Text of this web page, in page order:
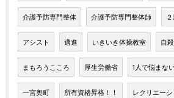
介護予防専門整体 介護予防専門整体師
アシスト 邁進 いきいき体操教室 自
まもろうこころ 厚生労働省 1人で悩まな
一宮奥町 所有資格昇格！！ レクリエー